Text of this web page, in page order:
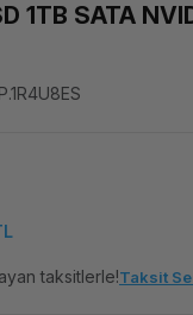
1TB SATA
taksitlerle!Taksit